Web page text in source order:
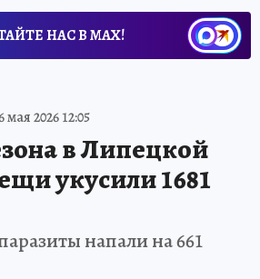
НАС В МАХ!
мая 2026 12:05
в Липецкой
укусили 1681
напали на 661